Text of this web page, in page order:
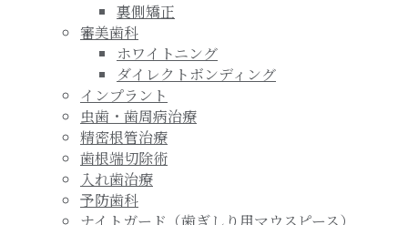
裏側矯正
審美歯科
ホワイトニング
ダイレクトボンディング
インプラント
虫歯・歯周病治療
精密根管治療
歯根端切除術
入れ歯治療
予防歯科